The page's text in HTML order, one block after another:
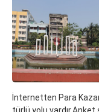
İnternetten Para